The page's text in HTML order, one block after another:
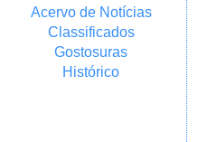
Acervo de Notícias
Classificados
Gostosuras
Histórico